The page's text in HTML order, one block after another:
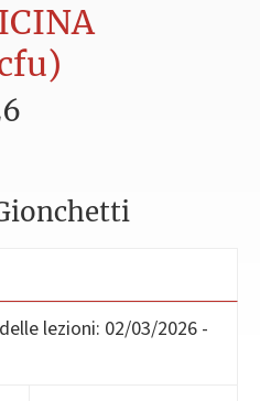
lezioni: 02/03/2026 -